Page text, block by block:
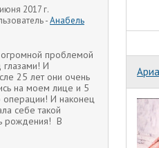
2017 г.
-Анабель
проблемой
И
25 лет они очень
на моем лице и 5
операции! И наконец
себе такой
рождения! В